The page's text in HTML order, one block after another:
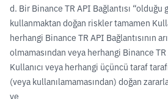
d. Bir Binance TR API Bağlantısı “olduğu
kullanmaktan doğan riskler tamamen
herhangi Binance TR API Bağlantısının
olmamasından veya herhangi Binance TR
Kullanıcı veya herhangi üçüncü taraf
(veya kullanılamamasından) doğan